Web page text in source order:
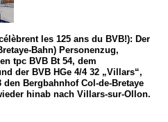
les 125 ans du BVB!): Der
Bahn) Personenzug,
tpc BVB Bt 54, dem
der BVB HGe 4/4 32 „Villars“,
den Bergbahnhof Col-de-Bretaye
hinab nach Villars-sur-Ollon.